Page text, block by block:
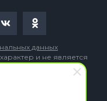
и не является
437 (2) ГК РФ
данных